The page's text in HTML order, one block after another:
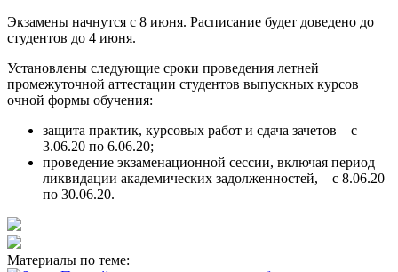
Экзамены начнутся с 8 июня. Расписание будет доведено до
студентов до 4 июня.
Установлены следующие сроки проведения летней
промежуточной аттестации студентов выпускных курсов
очной формы обучения:
защита практик, курсовых работ и сдача зачетов – с
3.06.20 по 6.06.20;
проведение экзаменационной сессии, включая период
ликвидации академических задолженностей, – с 8.06.20
по 30.06.20.
Материалы по теме: